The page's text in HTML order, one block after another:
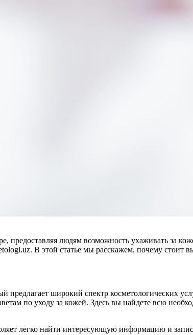
предоставляя людям возможность ухаживать за
В этой статье мы расскажем, почему стоит
широкий спектр косметологических
по уходу за кожей. Здесь вы найдете всю
легко найти интересующую информацию и